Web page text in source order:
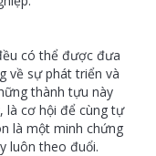
có thể được đưa
về sự phát triển và
thành tựu này
là cơ hội để cùng tự
là một minh chứng
luôn theo đuổi.